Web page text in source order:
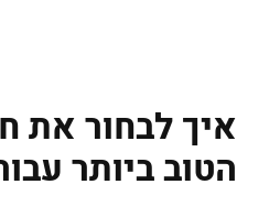
איך לבחור את
הטוב ביותר